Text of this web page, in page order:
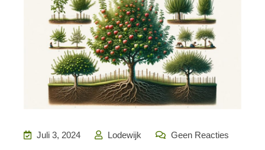
Juli 3, 2024 Lodewijk Geen Reacties